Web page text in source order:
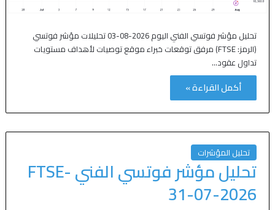
تحليل مؤشر فوتسي الفني اليوم 2026-08-03 تحليلات مؤشر فوتسي
(الرمز: FTSE) مرفق توقعات خبراء موقع توصيات لأهداف مستويات
تداول عقود…
أكمل القراءة »
تحليل المؤشرات
تحليل مؤشر فوتسي الفني FTSE-
31-07-2026